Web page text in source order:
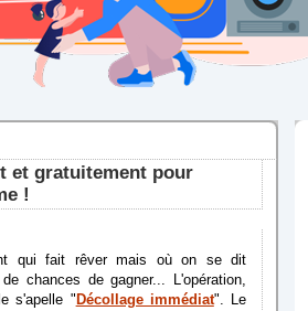
et gratuitement pour
!
qui fait rêver mais où on se dit
chances de gagner... L'opération,
s'apelle " Décollage immédiat". Le